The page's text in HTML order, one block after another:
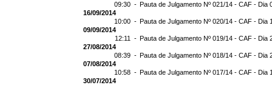
09:30 - Pauta de Julgamento Nº 021/14 - CAF - Dia
16/09/2014
10:00 - Pauta de Julgamento Nº 020/14 - CAF - Dia
09/09/2014
12:11 - Pauta de Julgamento Nº 019/14 - CAF - Dia
27/08/2014
08:39 - Pauta de Julgamento Nº 018/14 - CAF - Dia
07/08/2014
10:58 - Pauta de Julgamento Nº 017/14 - CAF - Dia
30/07/2014